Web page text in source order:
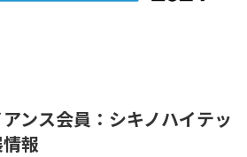
ンス会員：シキノハイテッ
報